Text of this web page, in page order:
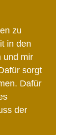
zu
in den
und mir
sorgt
Dafür
der